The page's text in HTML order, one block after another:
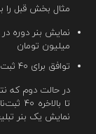
مثال بخش قبل را به خاطر
میلیون تومان
توافق‌ برای ۴۰ ثبت‌نام به‌ازای ۲۰ میلیون تومان
در حالت دوم که
تا
نمایش یک بنر